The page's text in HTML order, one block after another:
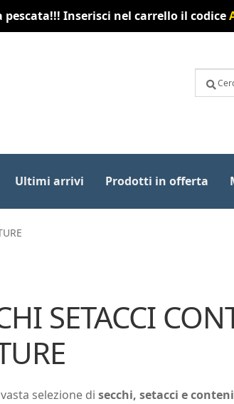
Inserisci nel carrello il codice
Ultimi arrivi Prodotti in offerta
SETACCI
selezione di secchi, setacci e